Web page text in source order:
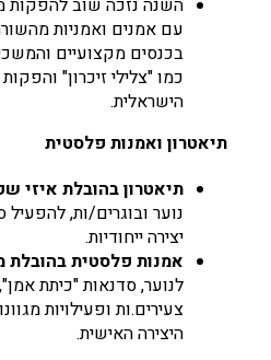
השנה נזכה שוב להפקות
עם אמנים ואמניות
בכנסים מקצועיים
כמו "צלילי זיכרון"
הישראלית.
תיאטרון ואמנות פלסטית
תיאטרון בהובלת איזי
נוער ובוגרים/ות, להפעיל
יצירה ייחודיות.
אמנות פלסטית בהובלת
לנוער, סדנאות "כיתת
צעירים.ות ופעילויות
היצירה האישית.